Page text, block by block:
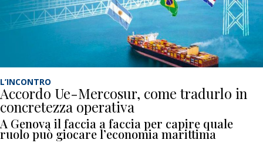
L’INCONTRO
Accordo Ue-Mercosur, come tradurlo in
concretezza operativa
A Genova il faccia a faccia per capire quale
ruolo può giocare l’economia marittima